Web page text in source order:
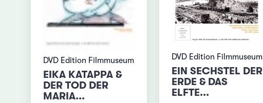
DVD Edition Filmmuseum
EIKA KATAPPA &
DER TOD DER
MARIA...
DVD Edition Filmmuseum
EIN SECHSTEL DER
ERDE & DAS
ELFTE...